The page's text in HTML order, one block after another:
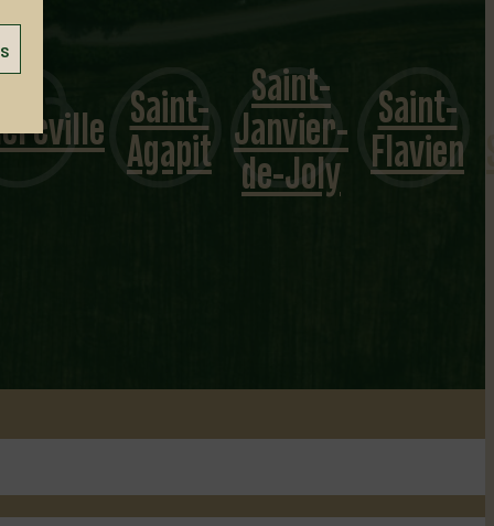
Saint-
Agapit
Saint-
Janvier-
de-Joly
Saint-
Flavien